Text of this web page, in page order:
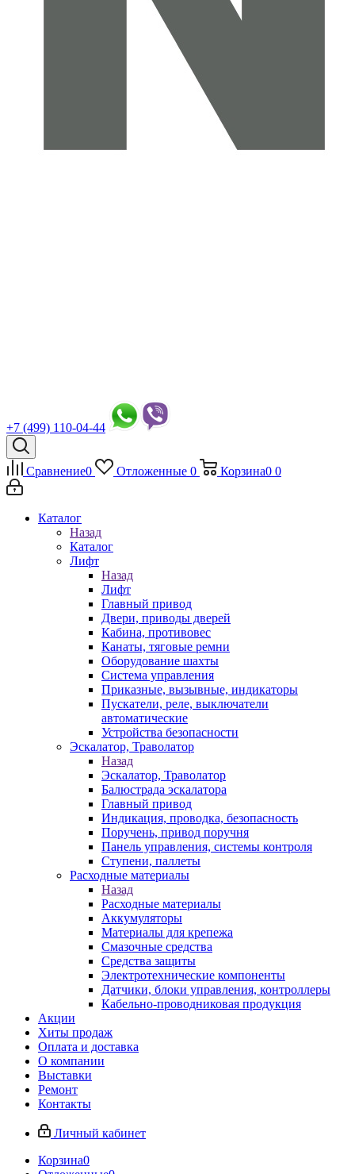
+7 (499) 110-04-44
Сравнение0 Отложенные 0 Корзина0 0
Каталог
Назад
Каталог
Лифт
Назад
Лифт
Главный привод
Двери, приводы дверей
Кабина, противовес
Канаты, тяговые ремни
Оборудование шахты
Система управления
Приказные, вызывные, индикаторы
Пускатели, реле, выключатели
автоматические
Устройства безопасности
Эскалатор, Траволатор
Назад
Эскалатор, Траволатор
Балюстрада эскалатора
Главный привод
Индикация, проводка, безопасность
Поручень, привод поручня
Панель управления, системы контроля
Ступени, паллеты
Расходные материалы
Назад
Расходные материалы
Аккумуляторы
Материалы для крепежа
Смазочные средства
Средства защиты
Электротехнические компоненты
Датчики, блоки управления, контроллеры
Кабельно-проводниковая продукция
Акции
Хиты продаж
Оплата и доставка
О компании
Выставки
Ремонт
Контакты
Личный кабинет
Корзина0